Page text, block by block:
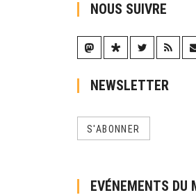
NOUS SUIVRE
NEWSLETTER
S'ABONNER
EVÉNEMENTS DU